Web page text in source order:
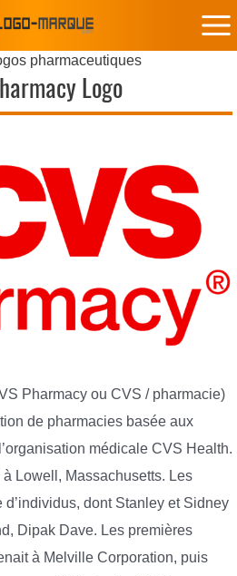
pharmaceutiques
Logo
Pharmacy ou CVS / pharmacie)
de pharmacies basée aux
médicale CVS Health.
Lowell, Massachusetts. Les
dont Stanley et Sidney
Dipak Dave. Les premières
à Melville Corporation, puis